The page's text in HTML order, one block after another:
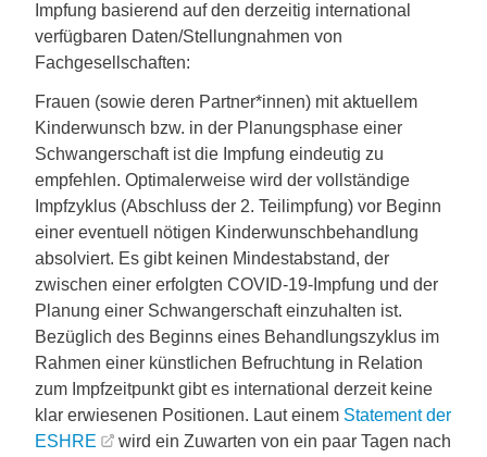
Impfung basierend auf den derzeitig international
verfügbaren Daten/Stellungnahmen von
Fachgesellschaften:
Frauen (sowie deren Partner*innen) mit aktuellem
Kinderwunsch bzw. in der Planungsphase einer
Schwangerschaft ist die Impfung eindeutig zu
empfehlen. Optimalerweise wird der vollständige
Impfzyklus (Abschluss der 2. Teilimpfung) vor Beginn
einer eventuell nötigen Kinderwunschbehandlung
absolviert. Es gibt keinen Mindestabstand, der
zwischen einer erfolgten COVID-19-Impfung und der
Planung einer Schwangerschaft einzuhalten ist.
Bezüglich des Beginns eines Behandlungszyklus im
Rahmen einer künstlichen Befruchtung in Relation
zum Impfzeitpunkt gibt es international derzeit keine
klar erwiesenen Positionen. Laut einem Statement der
ESHRE
wird ein Zuwarten von ein paar Tagen nach